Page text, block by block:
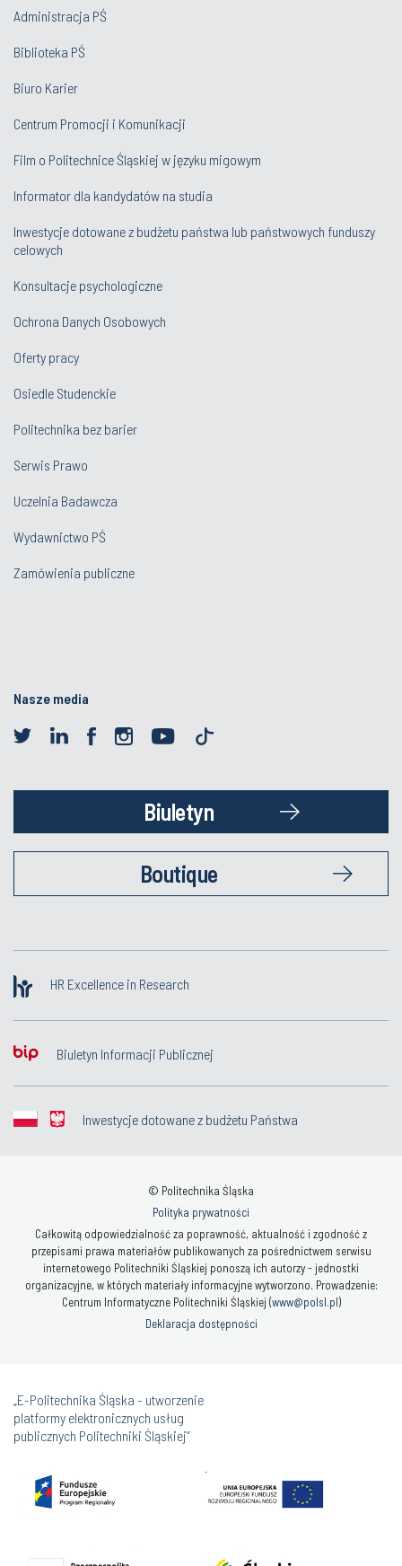
Administracja PŚ
Biblioteka PŚ
Biuro Karier
Centrum Promocji i Komunikacji
Film o Politechnice Śląskiej w języku migowym
Informator dla kandydatów na studia
Inwestycje dotowane z budżetu państwa lub państwowych funduszy
celowych
Konsultacje psychologiczne
Ochrona Danych Osobowych
Oferty pracy
Osiedle Studenckie
Politechnika bez barier
Serwis Prawo
Uczelnia Badawcza
Wydawnictwo PŚ
Zamówienia publiczne
Nasze media
Biuletyn
Boutique
HR Excellence in Research
Biuletyn Informacji Publicznej
Inwestycje dotowane z budżetu Państwa
© Politechnika Śląska
Polityka prywatności
Całkowitą odpowiedzialność za poprawność, aktualność i zgodność z
przepisami prawa materiałów publikowanych za pośrednictwem serwisu
internetowego Politechniki Śląskiej ponoszą ich autorzy - jednostki
organizacyjne, w których materiały informacyjne wytworzono. Prowadzenie:
Centrum Informatyczne Politechniki Śląskiej (www@polsl.pl)
Deklaracja dostępności
„E-Politechnika Śląska - utworzenie
platformy elektronicznych usług
publicznych Politechniki Śląskiej”